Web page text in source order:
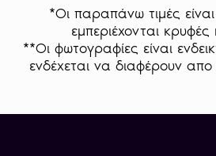
Mintage 1.725
Διάμετρος 26,50 mm
Σχήμα Κυκλικό
Χώρα Η.Π.Α.
*Οι παραπάνω τιμές
εμπεριέχονται
**Οι φωτογραφίες είναι
ενδέχεται να διαφέρουν